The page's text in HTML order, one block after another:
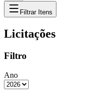
Filtrar Itens
Licitações
Filtro
Ano